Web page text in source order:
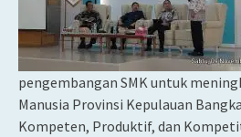
pengembangan SMK untuk
Manusia Provinsi Kepulauan
Kompeten, Produktif, dan